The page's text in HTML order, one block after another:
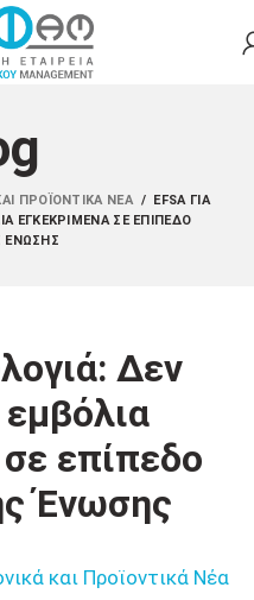
ΠΡΟΪΟΝΤΙΚΆ ΝΈΑ / EFSA ΓΙΑ
ΕΓΚΕΚΡΙΜΈΝΑ ΣΕ ΕΠΊΠΕΔΟ
ΈΝΩΣΗΣ
Δεν
επίπεδο
Ένωσης
και Προϊοντικά Νέα